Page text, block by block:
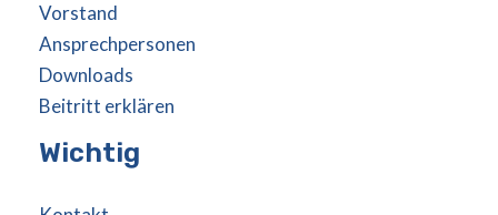
Vorstand
Ansprechpersonen
Downloads
Beitritt erklären
Wichtig